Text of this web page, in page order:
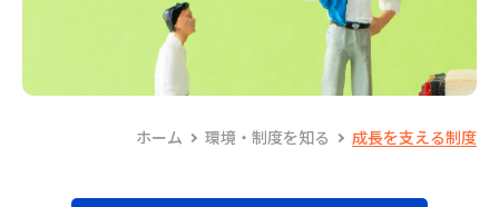
ホーム 環境・制度を知る 成長を支える制度